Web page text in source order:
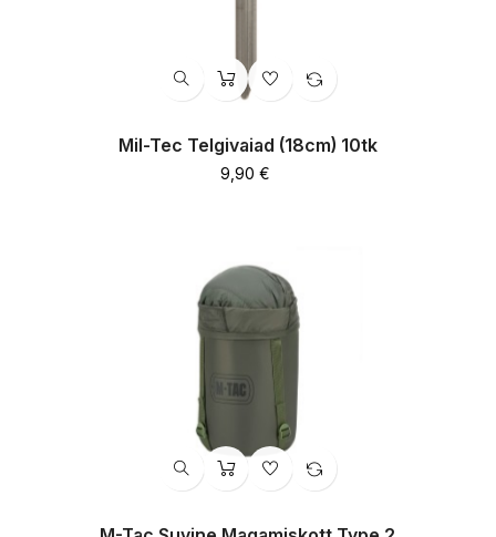
Mil-Tec Telgivaiad (18cm) 10tk
Hind
9,90 €